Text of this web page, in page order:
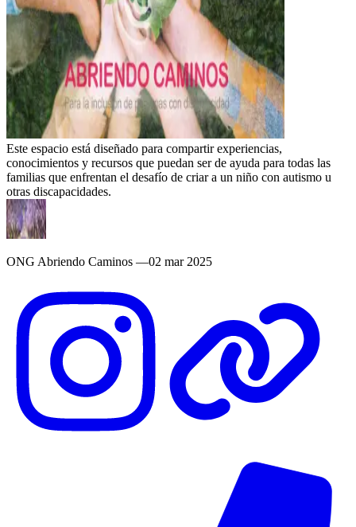
Este espacio está diseñado para compartir experiencias,
conocimientos y recursos que puedan ser de ayuda para todas las
familias que enfrentan el desafío de criar a un niño con autismo u
otras discapacidades.
ONG Abriendo Caminos —02 mar 2025